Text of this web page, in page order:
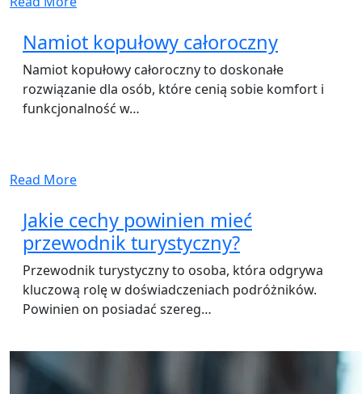
Namiot kopułowy całoroczny
Namiot kopułowy całoroczny to doskonałe
rozwiązanie dla osób, które cenią sobie komfort i
funkcjonalność w…
Read More
Jakie cechy powinien mieć
przewodnik turystyczny?
Przewodnik turystyczny to osoba, która odgrywa
kluczową rolę w doświadczeniach podróżników.
Powinien on posiadać szereg…